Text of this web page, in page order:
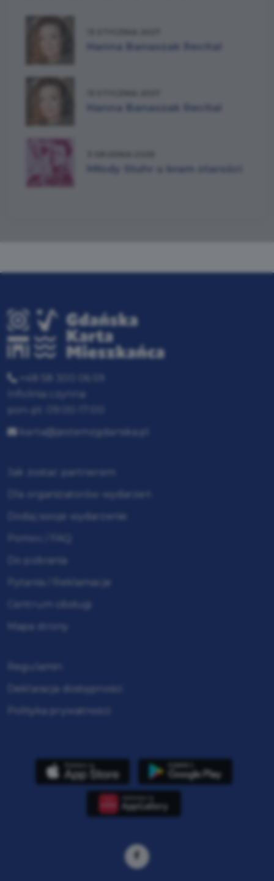
Hanna Banaszak Recital
Hanna Banaszak Recital
Młody Stuhr u bram starości
+48 58 300 06 59
Infolinia czynna:
karta@jestemzgdanska.pl
Jak zostać partnerem
Dla organizatorów wydarzeń
Dodaj swoje wydarzenie
Do pobrania
Pytania / Reklamacje
Centrum obsługi
Mapa strony
Regulamin
Deklaracja dostępności
Polityka prywatności